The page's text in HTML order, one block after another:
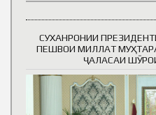
СУХАНРОНИИ
ПЕШВОИ МИЛЛАТ
ҶАЛАСАИ